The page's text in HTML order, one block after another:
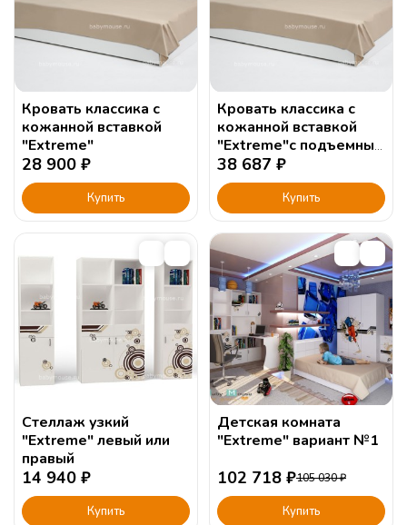
Наполнение шкафа - внизу два выдвижных ящика, внутри
- штанга и полки;
Все ящики и дверки с функцией плавного закрывания;
Рисунок нанесен методом UF печати, краски долго
держатся, безопасны для здоровья и не выцветают.
Кровать классика с
кожанной вставкой
"Extreme"
28 900 ₽
Купить
Кровать классика с
кожанной вставкой
"Extreme"с подъемным
механизмом (190х120)
38 687 ₽
Купить
Стеллаж узкий
"Extreme" левый или
правый
14 940 ₽
Купить
Детская комната
"Extreme" вариант №1
102 718 ₽105 030₽
Купить